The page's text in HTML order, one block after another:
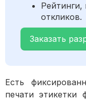
Рейтинги,
откликов.
Заказать
Есть
печати этикетки